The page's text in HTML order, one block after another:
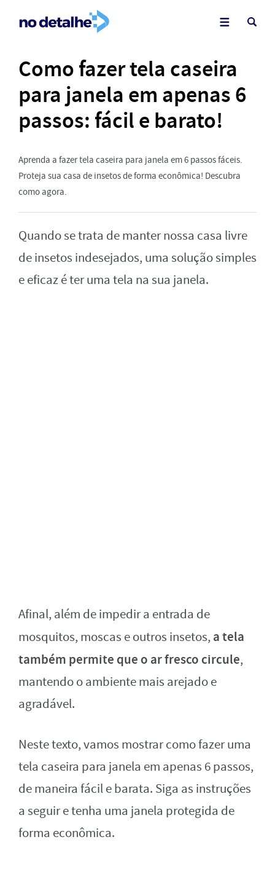
Como fazer tela caseira
para janela em apenas 6
passos: fácil e barato!
Aprenda a fazer tela caseira para janela em 6 passos fáceis.
Proteja sua casa de insetos de forma econômica! Descubra
como agora.
Quando se trata de manter nossa casa livre
de insetos indesejados, uma solução simples
e eficaz é ter uma tela na sua janela.
Afinal, além de impedir a entrada de
mosquitos, moscas e outros insetos, a tela
também permite que o ar fresco circule,
mantendo o ambiente mais arejado e
agradável.
Neste texto, vamos mostrar como fazer uma
tela caseira para janela em apenas 6 passos,
de maneira fácil e barata. Siga as instruções
a seguir e tenha uma janela protegida de
forma econômica.